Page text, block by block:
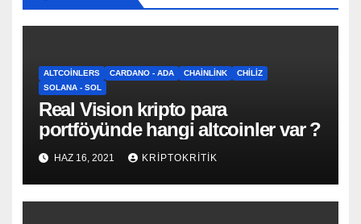
ALTCOINLERS CARDANO - ADA CHAINLINK
CHILIZ
SOLANA - SOL
Real Vision kripto para
portföyünde hangi altcoinler var ?
HAZ 16, 2021 KRIPTOKRITIK